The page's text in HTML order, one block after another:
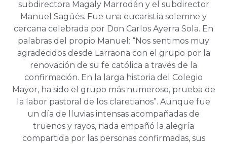
subdirectora Magaly Marrodán y el subdirector
Manuel Sagüés. Fue una eucaristía solemne y
cercana celebrada por Don Carlos Ayerra Sola. En
palabras del propio Manuel: “Nos sentimos muy
agradecidos desde Larraona con el grupo por la
renovación de su fe católica a través de la
confirmación. En la larga historia del Colegio
Mayor, ha sido el grupo más numeroso, prueba de
la labor pastoral de los claretianos”. Aunque fue
un día de lluvias intensas acompañadas de
truenos y rayos, nada empañó la alegría
compartida por las personas confirmadas, sus